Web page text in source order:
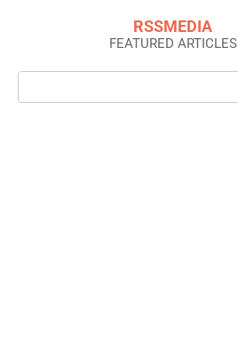
RSSMEDIA
FEATURED ARTICLES
Search: